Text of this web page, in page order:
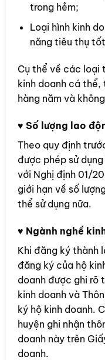
trong hẻm;
Loại hình kinh
năng tiêu thụ
Cụ thể về các loại
kinh doanh cá thể,
hàng năm và
♥ Số lượng lao
Theo quy định
được phép sử
với Nghị định 01/
giới hạn về số
thể sử dụng nữa.
♥ Ngành nghề
Khi đăng ký thành
đăng ký của hộ
doanh được ghi rõ
kinh doanh và
ký hộ kinh doanh.
huyện ghi nhận
doanh này trên
doanh.